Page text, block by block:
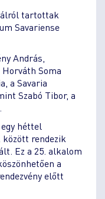
tartottak
Savariense
András,
Soma
a Savaria
Szabó Tibor, a
héttel
között rendezik
Ez a 25. alkalom
a
előtt